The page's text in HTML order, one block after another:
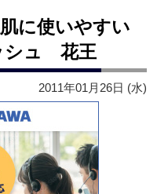
に使いやすい
シュ 花王
2011年01月26日 (水)